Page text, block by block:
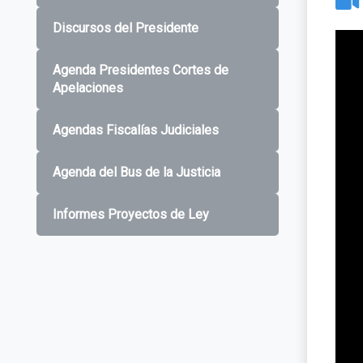
Discursos del Presidente
Agenda Presidentes Cortes de
Apelaciones
Agendas Fiscalías Judiciales
Agenda del Bus de la Justicia
Informes Proyectos de Ley